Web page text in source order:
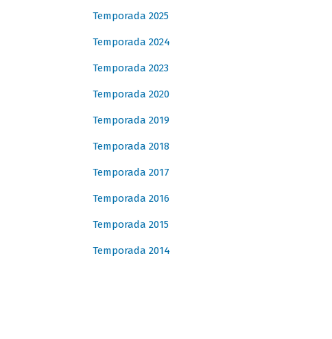
Temporada 2025
Temporada 2024
Temporada 2023
Temporada 2020
Temporada 2019
Temporada 2018
Temporada 2017
Temporada 2016
Temporada 2015
Temporada 2014